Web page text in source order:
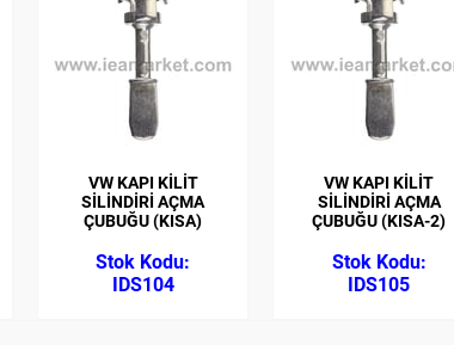
VW KAPI KİLİT
SİLİNDİRİ AÇMA
ÇUBUĞU (KISA)
IDS104
VW KAPI KİLİT
SİLİNDİRİ AÇMA
ÇUBUĞU (KISA-2)
IDS105